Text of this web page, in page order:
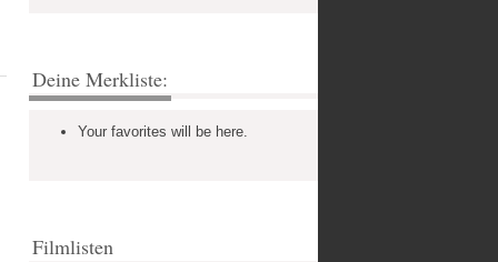
Deine Merkliste:
Your favorites will be here.
Filmlisten